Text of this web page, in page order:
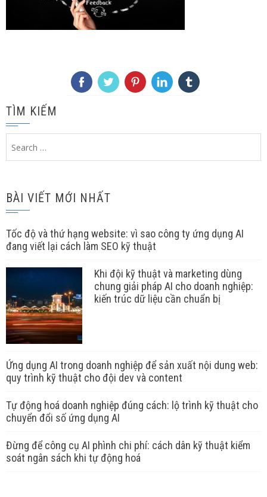
TÌM KIẾM
BÀI VIẾT MỚI NHẤT
Tốc độ và thứ hạng website: vì sao công ty ứng dụng AI
đang viết lại cách làm SEO kỹ thuật
Khi đội kỹ thuật và marketing dùng
chung giải pháp AI cho doanh nghiệp:
kiến trúc dữ liệu cần chuẩn bị
Ứng dụng AI trong doanh nghiệp để sản xuất nội dung web:
quy trình kỹ thuật cho đội dev và content
Tự động hoá doanh nghiệp đúng cách: lộ trình kỹ thuật cho
chuyển đổi số ứng dụng AI
Đừng để công cụ AI phình chi phí: cách dân kỹ thuật kiểm
soát ngân sách khi tự động hoá